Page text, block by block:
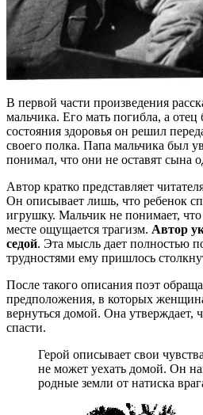
В первой части произведения
мальчика. Его мать погибла, а
состояния здоровья он решил
своего полка. Папа мальчика был
понимал, что они не оставят сына
Автор кратко представляет
Он описывает лишь, что ребенок
игрушку. Мальчик не понимает,
месте ощущается трагизм. Автор
седой. Эта мысль дает полностью
трудностями ему пришлось
После такого описания поэт
предположения, в которых
вернуться домой. Она утверждает,
спасти.
Герой описывает свои
не может уехать домой. Он
родные земли от натиска